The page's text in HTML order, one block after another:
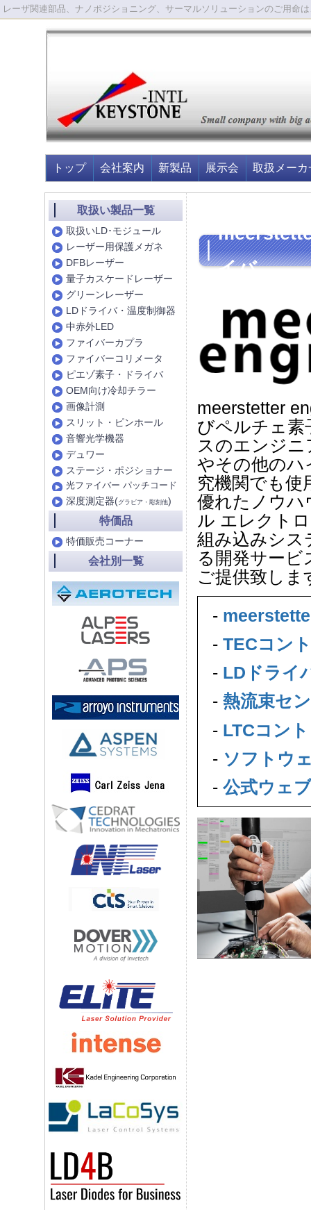
レーザ関連部品、ナノポジショニング、サーマルソリューションのご用命
トップ 会社案内 新製品 展示会 取扱メーカ
イバ
meerstetter
びペルチェ
スのエンジ
やその他のハ
究機関でも使
優れたノウハ
ル エレクト
組み込みシス
る開発サービ
ご提供致しま
-
- TECコン
- LDドライ
- 熱流束セ
- LTCコン
- ソフトウ
- 公式ウェ
取扱い製品一覧
取扱いLD･モジュール
レーザー用保護メガネ
DFBレーザー
量子カスケードレーザー
グリーンレーザー
LDドライバ・温度制御器
中赤外LED
ファイバーカプラ
ファイバーコリメータ
ピエゾ素子・ドライバ
OEM向け冷却チラー
画像計測
スリット・ピンホール
音響光学機器
デュワー
ステージ・ポジショナー
光ファイバー パッチコード
深度測定器(グラビア・彫刻他)
特価品
特価販売コーナー
会社別一覧